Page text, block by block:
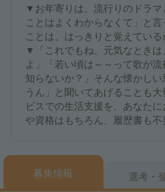
▼お年寄りは、流行りのドラ
ことはよくわからなくて」と
ことは、はっきりと覚えている
▼「これでもね、元気なとき
よ」「若い頃は～～って歌が
知らないか？」そんな懐かしい
うん」と聞いてあげることも
ビスでの生活支援を、あなた
や資格はもちろん、履歴書も不
募集情報 選考・